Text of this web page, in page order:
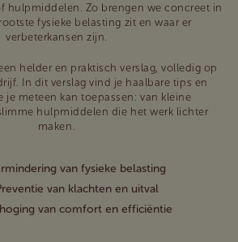
hulpmiddelen. Zo brengen we concreet in
fysieke belasting zit en waar er
verbeterkansen zijn.
helder en praktisch verslag, volledig op
In dit verslag vind je haalbare tips en
je meteen kan toepassen: van kleine
hulpmiddelen die het werk lichter
maken.
van fysieke belasting
van klachten en uitval
van comfort en efficiëntie